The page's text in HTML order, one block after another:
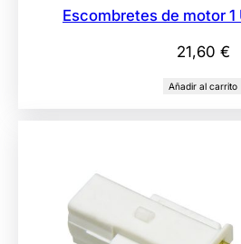
Escombretes de motor 1
21,60 €
Añadir al carrito